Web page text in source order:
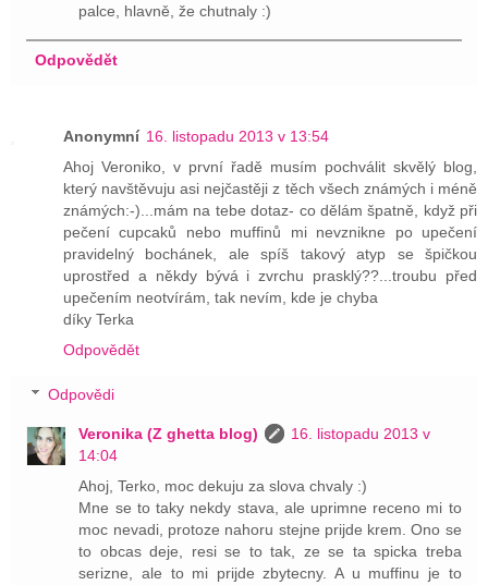
palce, hlavně, že chutnaly :)
Odpovědět
Anonymní 16. listopadu 2013 v 13:54
Ahoj Veroniko, v první řadě musím pochválit skvělý blog,
který navštěvuju asi nejčastěji z těch všech známých i méně
známých:-)...mám na tebe dotaz- co dělám špatně, když při
pečení cupcaků nebo muffinů mi nevznikne po upečení
pravidelný bochánek, ale spíš takový atyp se špičkou
uprostřed a někdy bývá i zvrchu prasklý??...troubu před
upečením neotvírám, tak nevím, kde je chyba
díky Terka
Odpovědět
Odpovědi
Veronika (Z ghetta blog)
16. listopadu 2013 v
14:04
Ahoj, Terko, moc dekuju za slova chvaly :)
Mne se to taky nekdy stava, ale uprimne receno mi to
moc nevadi, protoze nahoru stejne prijde krem. Ono se
to obcas deje, resi se to tak, ze se ta spicka treba
serizne, ale to mi prijde zbytecny. A u muffinu je to